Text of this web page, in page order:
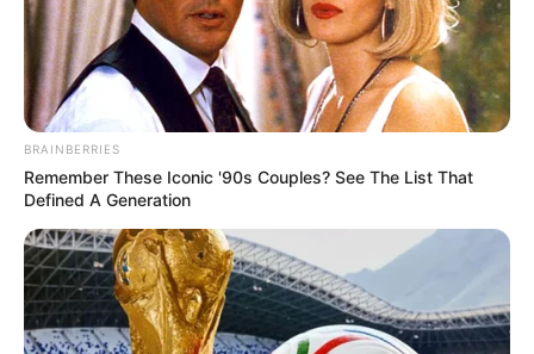
BRAINBERRIES
Remember These Iconic '90s Couples? See The List That
Defined A Generation